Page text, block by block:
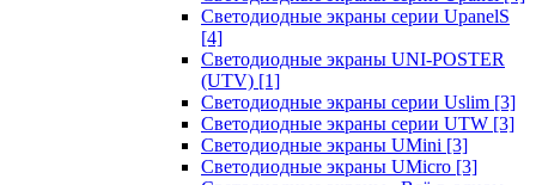
Светодиодные экраны серии UpanelS
[4]
Светодиодные экраны UNI-POSTER
(UTV) [1]
Светодиодные экраны серии Uslim [3]
Светодиодные экраны серии UTW [3]
Светодиодные экраны UMini [3]
Светодиодные экраны UMicro [3]